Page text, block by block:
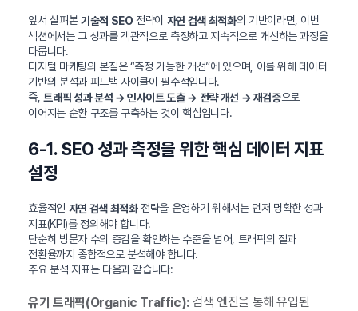
앞서 살펴본기술적 SEO 전략이 자연 검색 최적화의 기반이라면, 이번
섹션에서는 그 성과를 객관적으로 측정하고 지속적으로 개선하는 과정을
다룹니다.
디지털 마케팅의 본질은 “측정 가능한 개선”에 있으며, 이를 위해 데이터
기반의 분석과 피드백 사이클이 필수적입니다.
즉, 트래픽 성과 분석 → 인사이트 도출 → 전략 개선 → 재검증으로
이어지는 순환 구조를 구축하는 것이 핵심입니다.
6-1. SEO 성과 측정을 위한 핵심 데이터 지표
설정
효율적인 자연 검색 최적화전략을 운영하기 위해서는 먼저 명확한 성과
지표(KPI)를 정의해야 합니다.
단순히 방문자 수의 증감을 확인하는 수준을 넘어, 트래픽의 질과
전환율까지 종합적으로 분석해야 합니다.
주요 분석 지표는 다음과 같습니다:
유기 트래픽(Organic Traffic):검색 엔진을 통해 유입된